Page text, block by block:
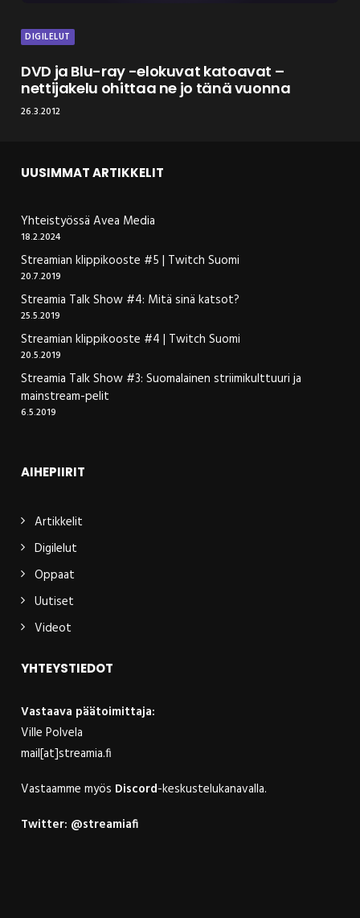
DIGILELUT
DVD ja Blu-ray -elokuvat katoavat –
nettijakelu ohittaa ne jo tänä vuonna
26.3.2012
UUSIMMAT ARTIKKELIT
Yhteistyössä Avea Media
18.2.2024
Streamian klippikooste #5 | Twitch Suomi
20.7.2019
Streamia Talk Show #4: Mitä sinä katsot?
25.5.2019
Streamian klippikooste #4 | Twitch Suomi
20.5.2019
Streamia Talk Show #3: Suomalainen striimikulttuuri ja
mainstream-pelit
6.5.2019
AIHEPIIRIT
Artikkelit
Digilelut
Oppaat
Uutiset
Videot
YHTEYSTIEDOT
Vastaava päätoimittaja:
Ville Polvela
mail[at]streamia.fi
Vastaamme myös Discord-keskustelukanavalla.
Twitter: @streamiafi